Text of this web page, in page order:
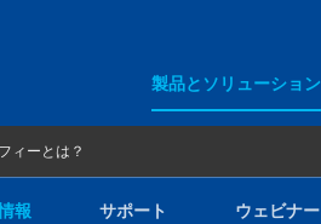
製品とソリューション
ィーとは？
報 サポート ウェビナー